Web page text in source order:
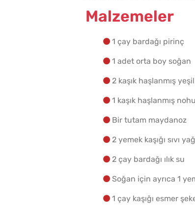
Malzemeler
1 çay bardağı pirinç
1 adet orta boy soğan
2 kaşık haşlanmış
1 kaşık haşlanmış
Bir tutam maydanoz
2 yemek kaşığı sıvı yağ
2 çay bardağı ılık su
Soğan için ayrıca 1
1 çay kaşığı esmer